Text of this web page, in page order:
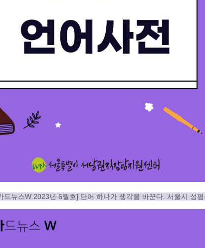
드뉴스W 2023년 6월호] 단어 하나가 생각을 바꾼다. 서울시 성